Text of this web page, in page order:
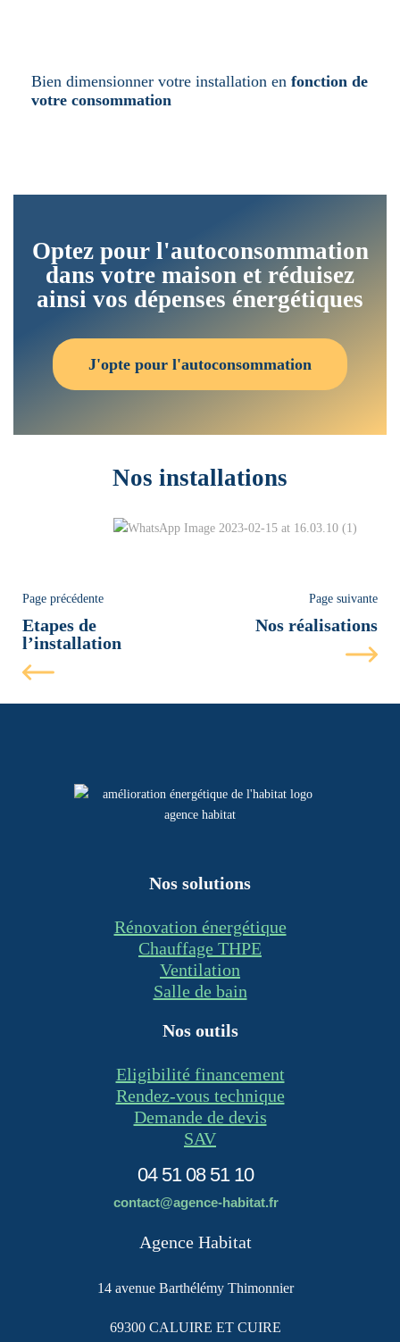
Bien dimensionner votre installation en fonction de
votre consommation
Optez pour l'autoconsommation
dans votre maison et réduisez
ainsi vos dépenses énergétiques
J'opte pour l'autoconsommation
Nos installations
Page précédente
Etapes de
l’installation
Page suivante
Nos réalisations
Nos solutions
Rénovation énergétique
Chauffage THPE
Ventilation
Salle de bain
Nos outils
Eligibilité financement
Rendez-vous technique
Demande de devis
SAV
04 51 08 51 10
contact@agence-habitat.fr
Agence Habitat
14 avenue Barthélémy Thimonnier
69300 CALUIRE ET CUIRE